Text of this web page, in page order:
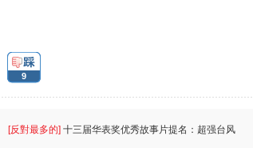
踩:
9
[反對最多的] 十三届华表奖优秀故事片提名：超强台风